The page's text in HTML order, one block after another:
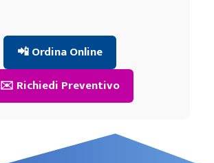
📲 Ordina Online
✉️ Richiedi Preventivo